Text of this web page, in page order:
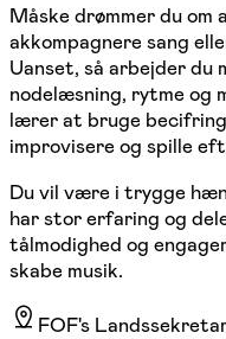
Måske drømmer du om
akkompagnere sang
Uanset, så arbejder du
nodelæsning, rytme og
lærer at bruge
improvisere og spille
Du vil være i trygge
har stor erfaring og
tålmodighed og
skabe musik.
FOF's